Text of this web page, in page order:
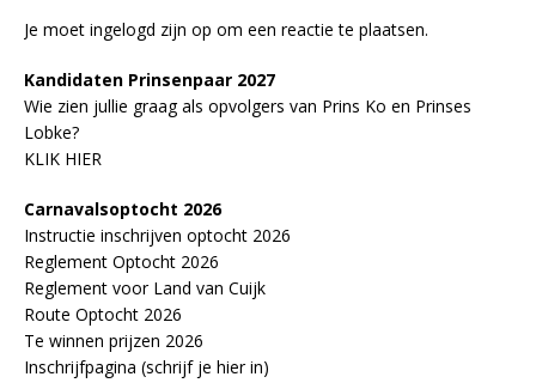
Je moet ingelogd zijn op om een reactie te plaatsen.
Kandidaten Prinsenpaar 2027
Wie zien jullie graag als opvolgers van Prins Ko en Prinses
Lobke?
KLIK HIER
Carnavalsoptocht 2026
Instructie inschrijven optocht 2026
Reglement Optocht 2026
Reglement voor Land van Cuijk
Route Optocht 2026
Te winnen prijzen 2026
Inschrijfpagina (schrijf je hier in)